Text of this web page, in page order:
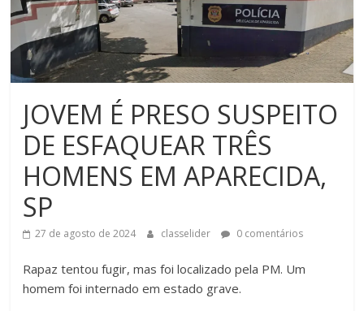
JOVEM É PRESO SUSPEITO
DE ESFAQUEAR TRÊS
HOMENS EM APARECIDA,
SP
27 de agosto de 2024 classelider 0 comentários
Rapaz tentou fugir, mas foi localizado pela PM. Um
homem foi internado em estado grave.